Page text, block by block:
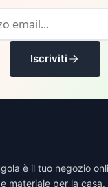
Iscriviti
è il tuo negozio
materiale per la casa.